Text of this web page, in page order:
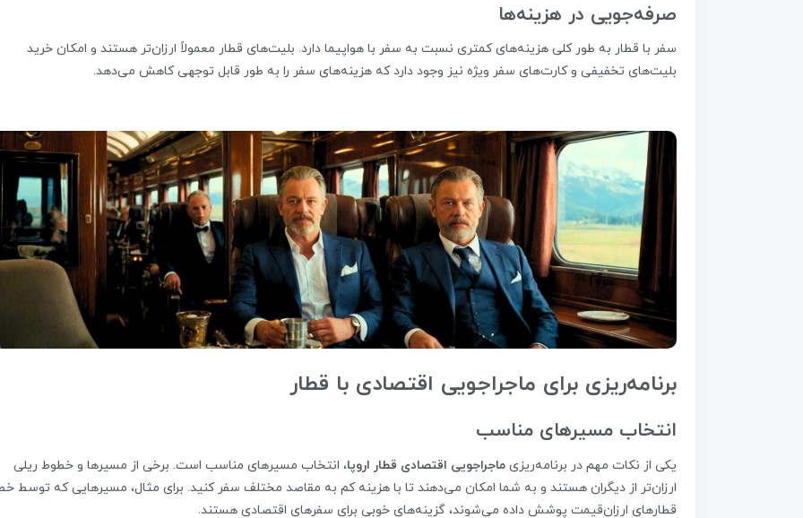
صرفه‌جویی در هزینه‌ها
سفر با قطار به طور کلی هزینه‌های کمتری نسبت به سفر با هواپیما دارد. بلیت‌های قطار معمولاً ارزان‌تر هستند و امکان خرید
بلیت‌های تخفیفی و کارت‌های سفر ویژه نیز وجود دارد که هزینه‌های سفر را به طور قابل توجهی کاهش می‌دهد.
برنامه‌ریزی برای ماجراجویی اقتصادی با قطار
انتخاب مسیرهای مناسب
یکی از نکات مهم در برنامه‌ریزی ماجراجویی اقتصادی قطار اروپا، انتخاب مسیرهای مناسب است. برخی از مسیرها و خطوط ریلی
ارزان‌تر از دیگران هستند و به شما امکان می‌دهند تا با هزینه کم به مقاصد مختلف سفر کنید. برای مثال، مسیرهایی که توسط
قطارهای ارزان‌قیمت پوشش داده می‌شوند، گزینه‌های خوبی برای سفرهای اقتصادی هستند.